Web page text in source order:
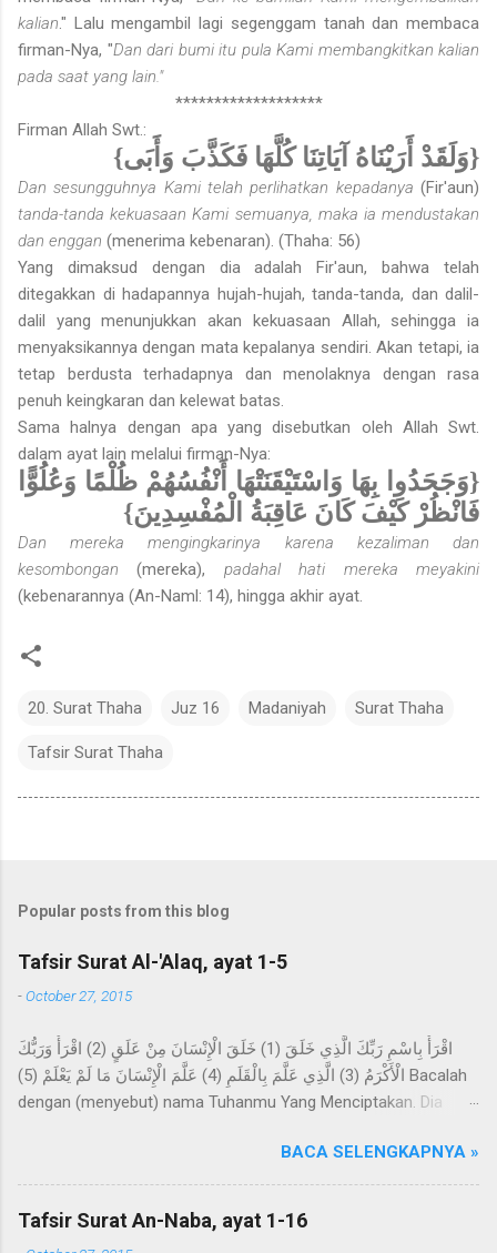
kalian." Lalu mengambil lagi segenggam tanah dan membaca
firman-Nya, "Dan dari bumi itu pula Kami membangkitkan kalian
pada saat yang lain."
*******************
Firman Allah Swt.:
{وَلَقَدْ أَرَيْنَاهُ آيَاتِنَا كُلَّهَا فَكَذَّبَ وَأَبَى}
Dan sesungguhnya Kami telah perlihatkan kepadanya (Fir'aun)
tanda-tanda kekuasaan Kami semuanya, maka ia mendustakan
dan enggan (menerima kebenaran). (Thaha: 56)
Yang dimaksud dengan dia adalah Fir'aun, bahwa telah
ditegakkan di hadapannya hujah-hujah, tanda-tanda, dan dalil-
dalil yang menunjukkan akan kekuasaan Allah, sehingga ia
menyaksikannya dengan mata kepalanya sendiri. Akan tetapi, ia
tetap berdusta terhadapnya dan menolaknya dengan rasa
penuh keingkaran dan kelewat batas.
Sama halnya dengan apa yang disebutkan oleh Allah Swt.
dalam ayat lain melalui firman-Nya:
{وَجَحَدُوا بِهَا وَاسْتَيْقَنَتْهَا أَنْفُسُهُمْ ظُلْمًا وَعُلُوًّا
فَانْظُرْ كَيْفَ كَانَ عَاقِبَةُ الْمُفْسِدِينَ}
Dan mereka mengingkarinya karena kezaliman dan
kesombongan(mereka), padahal hati mereka meyakini
(kebenarannya (An-Naml: 14), hingga akhir ayat.
20. Surat Thaha Juz 16 Madaniyah Surat Thaha
Tafsir Surat Thaha
Popular posts from this blog
Tafsir Surat Al-'Alaq, ayat 1-5
-October 27, 2015
اقْرَأْ بِاسْمِ رَبِّكَ الَّذِي خَلَقَ (1) خَلَقَ الْإِنْسَانَ مِنْ عَلَقٍ (2) اقْرَأْ وَرَبُّكَ
الْأَكْرَمُ (3) الَّذِي عَلَّمَ بِالْقَلَمِ (4) عَلَّمَ الْإِنْسَانَ مَا لَمْ يَعْلَمْ (5) Bacalah
dengan (menyebut) nama Tuhanmu Yang Menciptakan. Dia
Tuhanmulah Yang Maha Pemurah, Yang mengajar (manusia)
dengan perantaraan qalam. Dia mengajarkan kepada manusia
apa yang tidak diketahuinya. Imam Ahmad mengatakan, telah
menceritakan kepada kami Abdur Razzaq, telah menceritakan
BACA SELENGKAPNYA »
Tafsir Surat An-Naba, ayat 1-16